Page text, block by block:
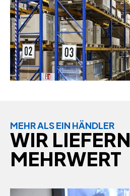
MEHR ALS EIN HÄNDLER
WIR LIEFERN
MEHRWERT